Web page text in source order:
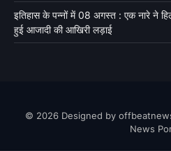
इतिहास के पन्नों में 08 अगस्त : एक नारे ने
हुई आजादी की आखिरी लड़ाई
© 2026 Designed by
News